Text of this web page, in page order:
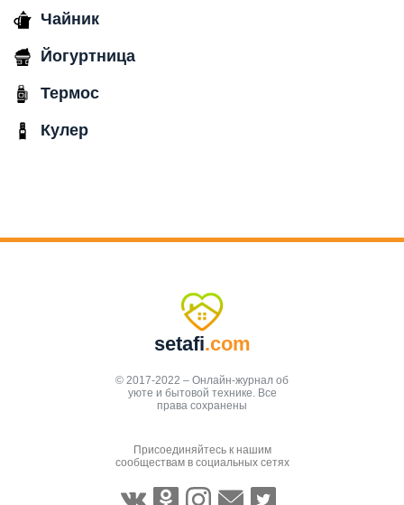
Чайник
Йогуртница
Термос
Кулер
setafi.com
© 2017-2022 – Онлайн-журнал об
уюте и бытовой технике. Все
права сохранены
Присоединяйтесь к нашим
сообществам в социальных сетях